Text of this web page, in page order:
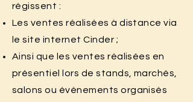
régissent :
Les ventes réalisées à distance via
le site internet Cinder ;
Ainsi que les ventes réalisées en
présentiel lors de stands, marchés,
salons ou événements organisés